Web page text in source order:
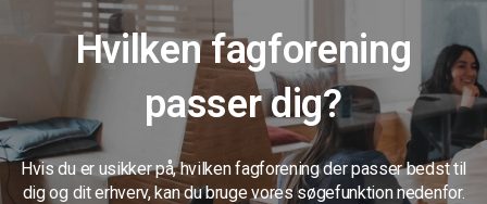
Hvilken fagforening
passer dig?
Hvis du er usikker på, hvilken fagforening der passer bedst til
dig og dit erhverv, kan du bruge vores søgefunktion nedenfor.